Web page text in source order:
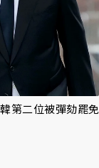
第二位被彈劾罷免